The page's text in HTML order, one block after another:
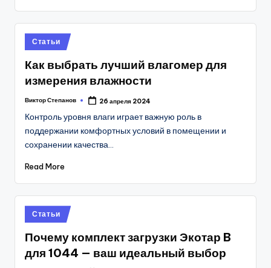
Posted
in
Статьи
Как выбрать лучший влагомер для
измерения влажности
Posted
Виктор Степанов 26 апреля 2024
Контроль уровня влаги играет важную роль в
поддержании комфортных условий в помещении и
сохранении качества…
Read More
Posted
in
Статьи
Почему комплект загрузки Экотар B
для 1044 — ваш идеальный выбор